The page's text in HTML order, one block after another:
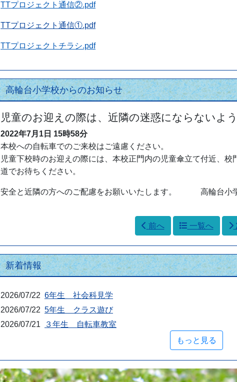
TTプロジェクト通信②.pdf
TTプロジェクト通信①.pdf
TTプロジェクトチラシ.pdf
高輪台小学校からのお知らせ
児童のお迎えの際は、近隣の迷惑にならないよ
2022年7月1日 15時58分
本校への自転車でのご来校はご遠慮ください。
児童下校時のお迎えの際には、本校正門内の児童傘立て付近、
道でお待ちください。
安全と近隣の方へのご配慮をお願いいたします。 高輪台小
前へ 一覧へ
新着情報
2026/07/22 6年生 社会科見学
2026/07/22 5年生 クラス遊び
2026/07/21
３年生 自転車教室
もっと見る